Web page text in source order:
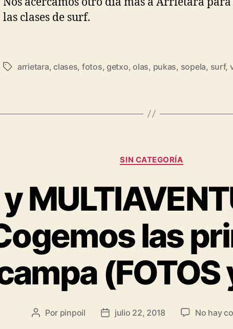
las clases de surf.
arrietara,clases, fotos,getxo,olas, pukas, sopela, surf,
SIN CATEGORÍA
y
las
(FOTOS
Por pinpoil julio 22, 2018 No hay